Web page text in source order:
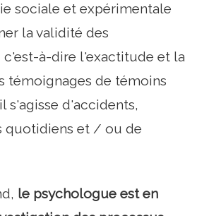
sociale et expérimentale
la validité des
c'est-à-dire l'exactitude et la
témoignages de témoins
s'agisse d'accidents,
quotidiens et / ou de
le psychologue est en